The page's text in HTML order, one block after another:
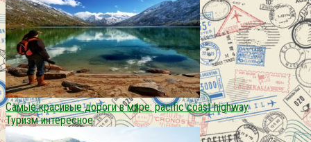
Самые красивые дороги в мире: pacific coast highway
Туризм интересное